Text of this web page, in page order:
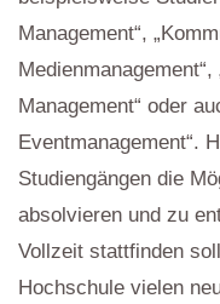
Management“,
Medienmanagement“,
Management“ oder
Eventmanagement“.
Studiengängen die
absolvieren und zu
Vollzeit stattfinden
Hochschule vielen